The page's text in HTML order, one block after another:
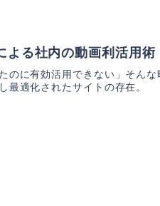
よる社内の動画利活用術
のに有効活用できない」そん
最適化されたサイトの存在。